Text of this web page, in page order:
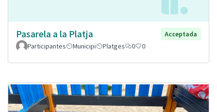
Pasarela a la Platja
Acceptada
Participantes
Municipi Platges 0 0